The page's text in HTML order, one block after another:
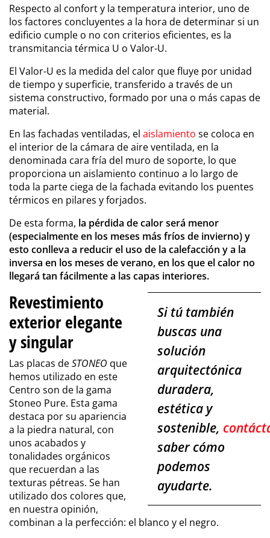
Respecto al confort y la temperatura interior, uno de
los factores concluyentes a la hora de determinar si un
edificio cumple o no con criterios eficientes, es la
transmitancia térmica U o Valor-U.
El Valor-U es la medida del calor que fluye por unidad
de tiempo y superficie, transferido a través de un
sistema constructivo, formado por una o más capas de
material.
En las fachadas ventiladas, el aislamiento se coloca en
el interior de la cámara de aire ventilada, en la
denominada cara fría del muro de soporte, lo que
proporciona un aislamiento continuo a lo largo de
toda la parte ciega de la fachada evitando los puentes
térmicos en pilares y forjados.
De esta forma, la pérdida de calor será menor
(especialmente en los meses más fríos de invierno) y
esto conlleva a reducir el uso de la calefacción y a la
inversa en los meses de verano, en los que el calor no
llegará tan fácilmente a las capas interiores.
Si tú también
buscas una
solución
arquitectónica
duradera,
estética y
sostenible,
saber cómo
podemos
ayudarte.
Revestimiento
exterior elegante
y singular
Las placas deSTONEO que
hemos utilizado en este
Centro son de la gama
Stoneo Pure. Esta gama
destaca por su apariencia
a la piedra natural, con
unos acabados y
tonalidades orgánicos
que recuerdan a las
texturas pétreas. Se han
utilizado dos colores que,
en nuestra opinión,
combinan a la perfección: el blanco y el negro.